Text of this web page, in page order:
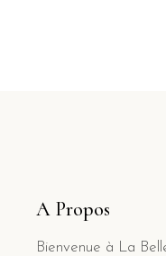
A Propos
Bienvenue à La